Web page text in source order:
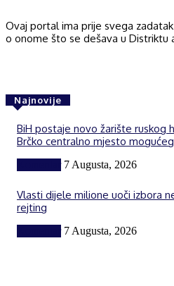
Ovaj portal ima prije svega
o onome što se dešava u Distriktu
Najnovije
BiH postaje novo žarište ruskog
Brčko centralno mjesto
7 Augusta, 2026
Vlasti dijele milione uoči izbora
rejting
7 Augusta, 2026